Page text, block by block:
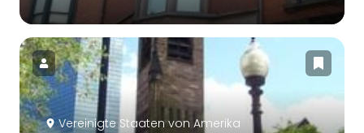
Vereinigte Staaten von Amerika